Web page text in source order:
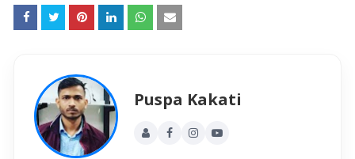
Puspa Kakati